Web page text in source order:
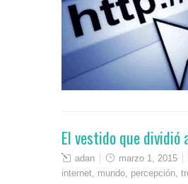
El vestido que dividió
adan marzo 1, 2015
internet, mundo, percepción,